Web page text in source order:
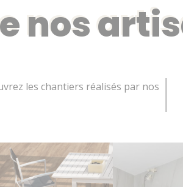
nos
les chantiers réalisés par nos